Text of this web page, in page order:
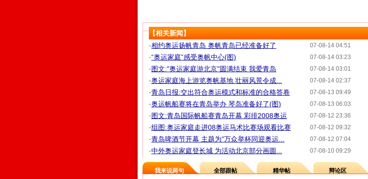
【相关新闻】
07-08-14 04:51
·相约奥运扬帆青岛 奥帆青岛已经准备好了
07-08-14 03:23
·“奥运家庭”感受奥帆中心(图)
07-08-14 03:01
·图文:"奥运家庭游北京"圆满结束 我爱青岛
07-08-14 02:37
·奥运家庭海上游览奥帆基地 壮丽风景令成...
07-08-13 09:49
·青岛日报:交出符合奥运模式和标准的合格答卷
07-08-13 06:03
·奥运帆船赛将在青岛举办 琴岛准备好了(图)
07-08-12 23:36
·图文:青岛国际帆船赛青岛开幕 彩排2008奥运
07-08-12 09:32
·组图:奥运家庭走进08奥运马术比赛场观看比赛
07-08-12 07:04
·青岛啤酒节开幕 主题为"万众举杯同迎奥运...
07-08-10 09:29
·中外奥运家庭登长城 为活动北京部分画圆...
我来说两句 全部跟帖 精华帖
辩论区